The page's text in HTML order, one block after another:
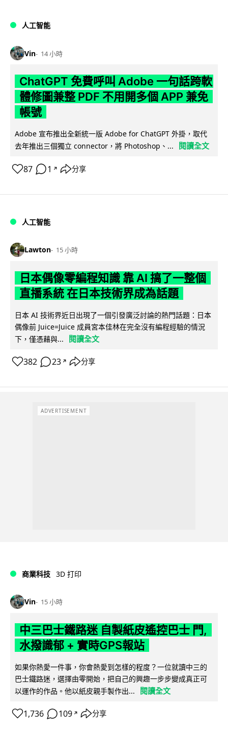
人工智能
Vin 14 小時
ChatGPT 免費呼叫 Adobe 一句話跨軟
體修圖兼整 PDF 不用開多個 APP 兼免
帳號
Adobe 宣布推出全新統一版 Adobe for ChatGPT 外掛，取代
去年推出三個獨立 connector，將 Photoshop、...
閱讀全文
87 1 ↗ 分享
人工智能
Lawton 15 小時
日本偶像零編程知識 靠 AI 搞了一整個
直播系統 在日本技術界成為話題
日本 AI 技術界近日出現了一個引發廣泛討論的熱門話題：日本
偶像前 Juice=Juice 成員宮本佳林在完全沒有編程經驗的情況
下，僅憑藉與...
閱讀全文
382 23 ↗ 分享
ADVERTISEMENT
商業科技 3D 打印
Vin 15 小時
中三巴士鐵路迷 自製紙皮遙控巴士 門,
水撥識郁 + 實時GPS報站
如果你熱愛一件事，你會熱愛到怎樣的程度？一位就讀中三的
巴士鐵路迷，選擇由零開始，把自己的興趣一步步變成真正可
以運作的作品。他以紙皮親手製作出...
閱讀全文
1,736 109 ↗ 分享